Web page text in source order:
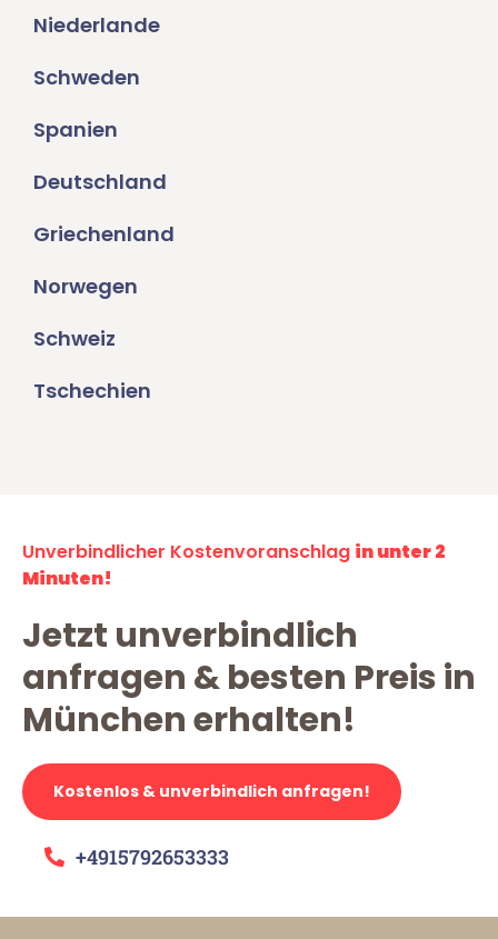
Niederlande
Schweden
Spanien
Deutschland
Griechenland
Norwegen
Schweiz
Tschechien
Unverbindlicher Kostenvoranschlag in unter 2
Minuten!
Jetzt unverbindlich
anfragen & besten Preis in
München erhalten!
Kostenlos & unverbindlich anfragen!
+4915792653333